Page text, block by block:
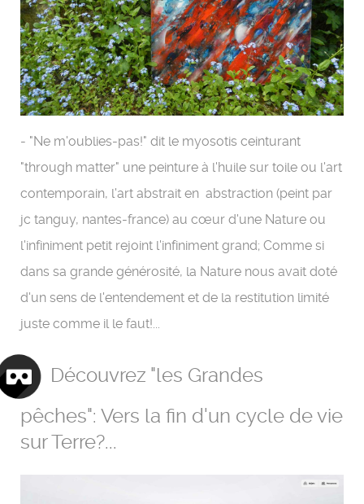
- "Ne m'oublies-pas!" dit le myosotis ceinturant
"through matter" une peinture à l'huile sur toile ou l'art
contemporain, l'art abstrait en abstraction (peint par
jc tanguy, nantes-france) au cœur d'une Nature ou
l'infiniment petit rejoint l'infiniment grand; Comme si
dans sa grande générosité, la Nature nous avait doté
d'un sens de l'entendement et de la restitution limité
juste comme il le faut!...
Découvrez "les Grandes
pêches": Vers la fin d'un cycle de vie
sur Terre?...